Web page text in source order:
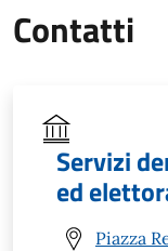
Contatti
Servizi
ed
Piazza